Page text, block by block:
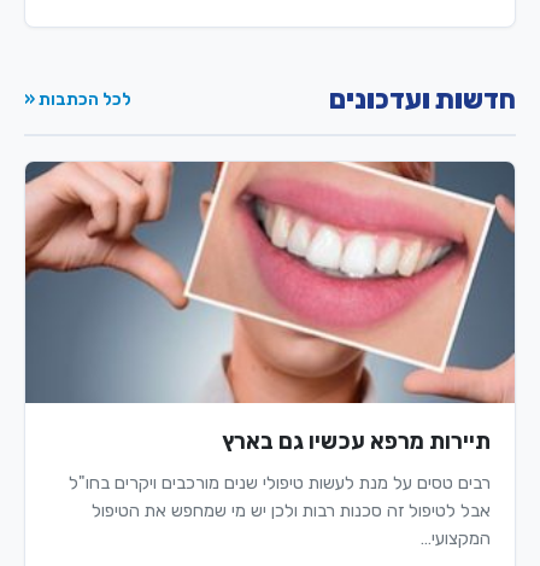
חדשות ועדכונים לכל הכתבות «
תיירות מרפא עכשיו גם בארץ
רבים טסים על מנת לעשות טיפולי שנים מורכבים ויקרים בחו"ל
אבל לטיפול זה סכנות רבות ולכן יש מי שמחפש את הטיפול
המקצועי…